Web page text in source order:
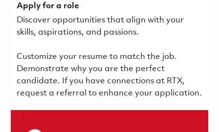
Apply for a role
Discover opportunities that align with your
skills, aspirations, and passions.
Customize your resume to match the job.
Demonstrate why you are the perfect
candidate. If you have connections at RTX,
request a referral to enhance your application.